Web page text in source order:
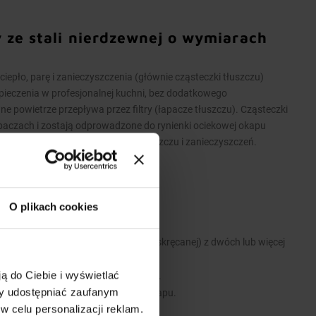
O plikach cookies
do Ciebie i wyświetlać
udostępniać zaufanym
celu personalizacji reklam.
stali nierdzewnej o wymiarach
parę i zanieczyszczenia (głównie cząsteczki tłuszczu)
w profesjonalnej kuchni, bez dodatkowego
powietrze przepływa przez filtry (łapacze tłuszczu). Cząsteczki
i zostają odprowadzone do rynienki ociekowej okapu
umożliwia spuszczenie tłuszczu i zanieczyszczeń.
wykonane są w wersji łączonej (skręcanej) z dwóch lub więcej
i zawiesi umożliwiających montaż.
dodatkowe wyposażenie okapu.